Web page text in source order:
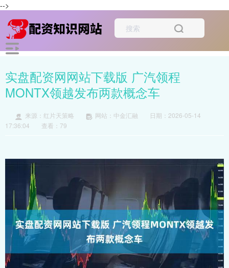
-->
实盘配资网网站下载版 广汽领程
MONTX领越发布两款概念车
来源：红片天策略 网站：中金汇融
日期：2026-05-14
17:36:04
查看：79